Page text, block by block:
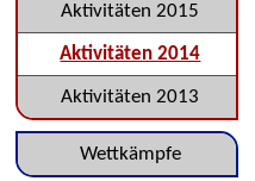
Aktivitäten 2015
Aktivitäten 2014
Aktivitäten 2013
NavigationWettkämpfe